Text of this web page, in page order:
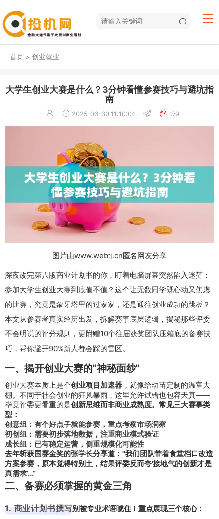
首页 > 创业就业
大学生创业大赛是什么？3分钟看懂参赛技巧与避坑指
南
2025-06-30 11:10:04 179
图片由www.webtj.cn匿名网友分享
深夜改完第八版商业计划书的你，盯着电脑屏幕突然陷入迷茫：
参加大学生创业大赛到底值不值？这个让无数同学既心动又焦虑
的比赛，究竟是象牙塔里的过家家，还是通往创业成功的跳板？
本文从参赛者真实经历出发，拆解赛事底层逻辑，揭秘那些评委
不会明说的评分规则，更附赠10个往届获奖团队压箱底的备赛技
巧，帮你避开90%新人都会踩的雷区。
一、揭开创业大赛的"神秘面纱"
创业大赛本质上是个创业项目加速器 ，就像给幼苗定制的温室大
棚。不同于社会创业的狂风暴雨，这里允许试错也包容天真——
毕竟评委更看重的是创新思维而非商业成熟度。 常见三大赛事类
型：
创意组：有个好点子就能参赛，重点考察市场洞察
初创组：需要初步落地数据，注重商业模式验证
成长组：已有稳定运营，侧重规模化可能性
去年斩获国赛金奖的张学长分享道："我们团队带着食堂档口改造
方案参赛，原本觉得特别土，结果评委反而夸'接地气的创新才是
真需求'..."
二、备赛必须掌握的黄金三角
1. 商业计划书撰写别被专业术语唬住！重点展现三个核心：